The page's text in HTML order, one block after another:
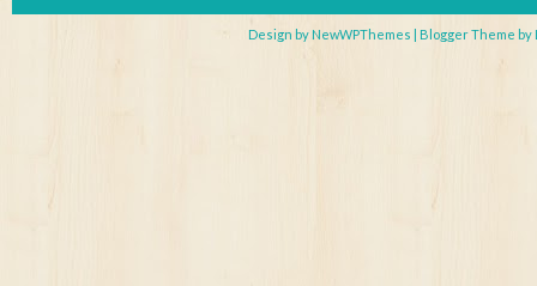
Design byNewWPThemes | Blogger Theme by